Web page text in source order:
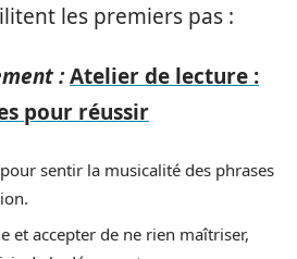
les premiers pas :
:Atelier de lecture :
pour réussir
sentir la musicalité des phrases
et accepter de ne rien maîtriser,